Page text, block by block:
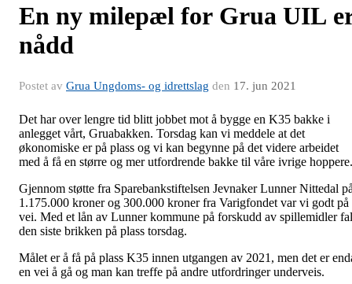
En ny milepæl for Grua UIL
nådd
Postet av Grua Ungdoms- og idrettslag den 17. jun 2021
Det har over lengre tid blitt jobbet mot å bygge en K35 bakke i
anlegget vårt, Gruabakken. Torsdag kan vi meddele at det
økonomiske er på plass og vi kan begynne på det videre arbeidet
med å få en større og mer utfordrende bakke til våre ivrige
Gjennom støtte fra Sparebankstiftelsen Jevnaker Lunner Nittedal
1.175.000 kroner og 300.000 kroner fra Varigfondet var vi godt på
vei. Med et lån av Lunner kommune på forskudd av spillemidler
den siste brikken på plass torsdag.
Målet er å få på plass K35 innen utgangen av 2021, men det er
en vei å gå og man kan treffe på andre utfordringer underveis.